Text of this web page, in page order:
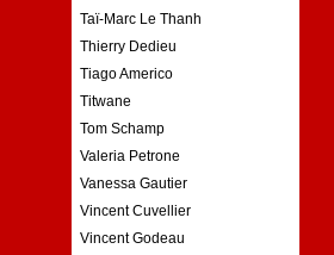
Taï-Marc Le Thanh
Thierry Dedieu
Tiago Americo
Titwane
Tom Schamp
Valeria Petrone
Vanessa Gautier
Vincent Cuvellier
Vincent Godeau